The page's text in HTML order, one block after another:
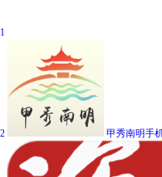
1
2 甲秀南明手